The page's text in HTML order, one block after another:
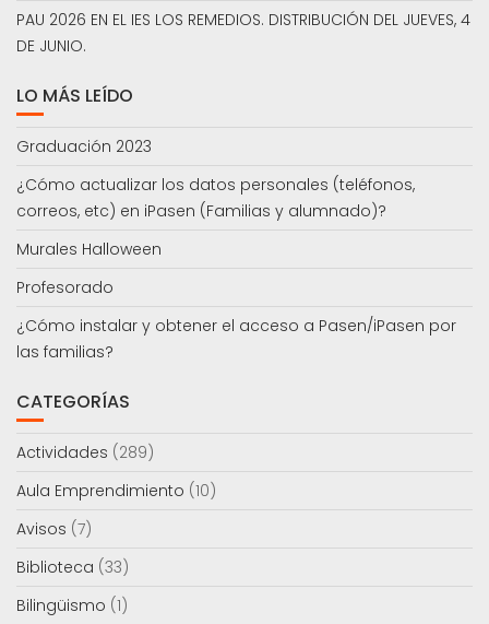
PAU 2026 EN EL IES LOS REMEDIOS. DISTRIBUCIÓN DEL JUEVES, 4
DE JUNIO.
LO MÁS LEÍDO
Graduación 2023
¿Cómo actualizar los datos personales (teléfonos,
correos, etc) en iPasen (Familias y alumnado)?
Murales Halloween
Profesorado
¿Cómo instalar y obtener el acceso a Pasen/iPasen por
las familias?
CATEGORÍAS
Actividades (289)
Aula Emprendimiento (10)
Avisos (7)
Biblioteca (33)
Bilingüismo (1)